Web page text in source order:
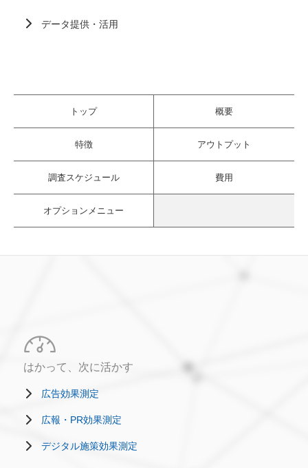
データ提供・活用
トップ 概要
特徴 アウトプット
調査スケジュール 費用
オプションメニュー
はかって、次に活かす
広告効果測定
広報・PR効果測定
デジタル施策効果測定